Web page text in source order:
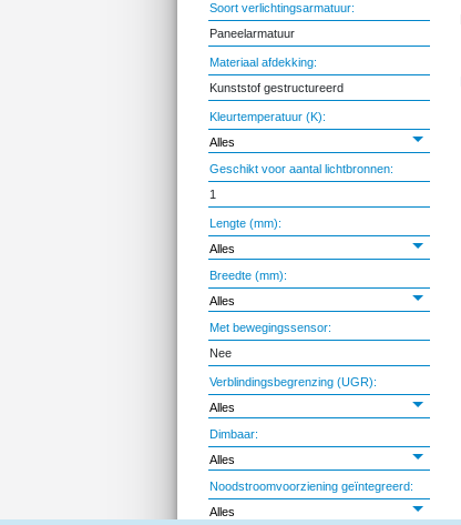
Soort verlichtingsarmatuur:
Paneelarmatuur
Materiaal afdekking:
Kunststof gestructureerd
Kleurtemperatuur (K):
Alles
Geschikt voor aantal lichtbronnen:
1
Lengte (mm):
Alles
Breedte (mm):
Alles
Met bewegingssensor:
Nee
Verblindingsbegrenzing (UGR):
Alles
Dimbaar:
Alles
Noodstroomvoorziening geïntegreerd:
Alles